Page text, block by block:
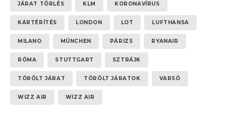
JÁRAT TÖRLÉS KLM KORONAVÍRUS
KÁRTÉRÍTÉS LONDON LOT LUFTHANSA
MILANO MÜNCHEN PÁRIZS RYANAIR
RÓMA STUTTGART SZTRÁJK
TÖRÖLT JÁRAT TÖRÖLT JÁRATOK VARSÓ
WIZZ AIR WIZZ AIR